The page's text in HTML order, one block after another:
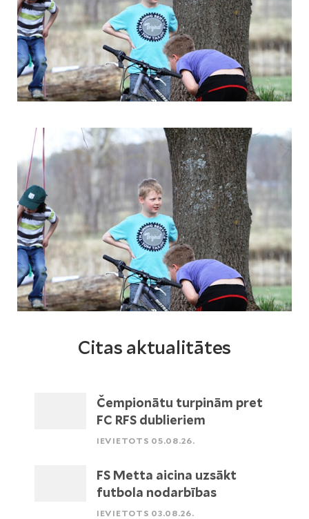
Citas aktualitātes
Čempionātu turpinām pret
FC RFS dublieriem
IEVIETOTS 05.08.26.
FS Metta aicina uzsākt
futbola nodarbības
IEVIETOTS 03.08.26.